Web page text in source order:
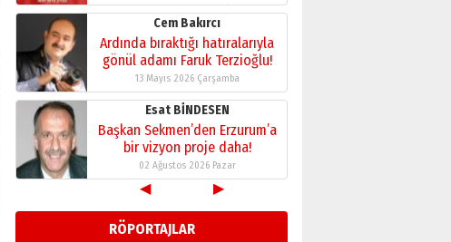
26 Mart 2026 Perşembe
Cem Bakırcı
Ardında bıraktığı hatıralarıyla
gönül adamı Faruk Terzioğlu!
13 Mayıs 2026 Çarşamba
Esat BİNDESEN
Başkan Sekmen’den Erzurum’a
bir vizyon proje daha!
02 Ağustos 2026 Pazar
Kadir SABUNCUOĞLU
Erzurumspor’un köşe taşları
29 Haziran 2026 Pazartesi
◀ ▶
RÖPORTAJLAR